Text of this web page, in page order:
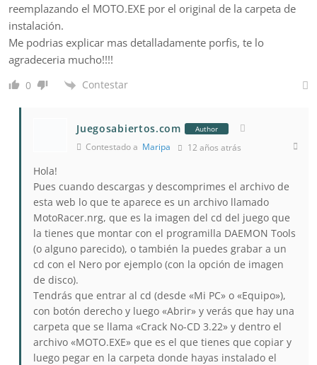
reemplazando el MOTO.EXE por el original de la carpeta de
instalación.
Me podrias explicar mas detalladamente porfis, te lo
agradeceria mucho!!!!
0 Contestar
Juegosabiertos.com Author
Contestado a Maripa 12 años atrás
Hola!
Pues cuando descargas y descomprimes el archivo de
esta web lo que te aparece es un archivo llamado
MotoRacer.nrg, que es la imagen del cd del juego que
la tienes que montar con el programilla DAEMON Tools
(o alguno parecido), o también la puedes grabar a un
cd con el Nero por ejemplo (con la opción de imagen
de disco).
Tendrás que entrar al cd (desde «Mi PC» o «Equipo»),
con botón derecho y luego «Abrir» y verás que hay una
carpeta que se llama «Crack No-CD 3.22» y dentro el
archivo «MOTO.EXE» que es el que tienes que copiar y
luego pegar en la carpeta donde hayas instalado el